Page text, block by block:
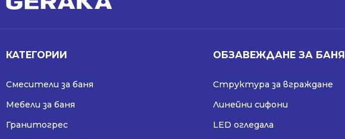
КАТЕГОРИИ
Смесители за баня
Мебели за баня
Гранитогрес
ОБЗАВЕЖДАНЕ ЗА БАНЯ
Структура за вграждане
Линейни сифони
LED огледала